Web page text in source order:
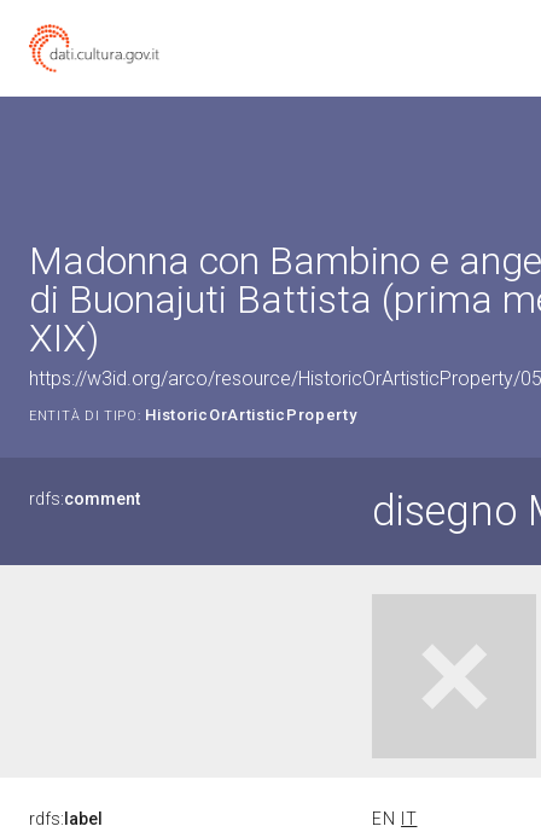
Madonna con Bambino e
di Buonajuti Battista (prima
XIX)
https://w3id.org/arco/resource/HistoricOrArtisticProperty/
ENTITÀ DI TIPO: HistoricOrArtisticProperty
rdfs:comment disegno
rdfs: label EN IT